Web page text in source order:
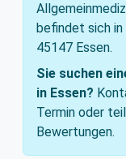
befindet sich
45147 Essen.
Sie suchen
in Essen?
Termin oder
Bewertungen.